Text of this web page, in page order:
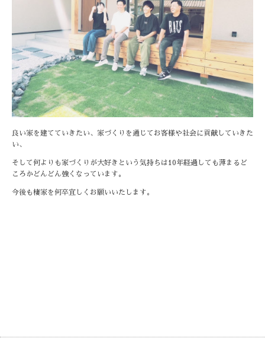
良い家を建てていきたい、家づくりを通じてお客様や社会に貢献していきた
い、
そして何よりも家づくりが大好きという気持ちは10年経過しても薄まるど
ころかどんどん強くなっています。
今後も棲家を何卒宜しくお願いいたします。